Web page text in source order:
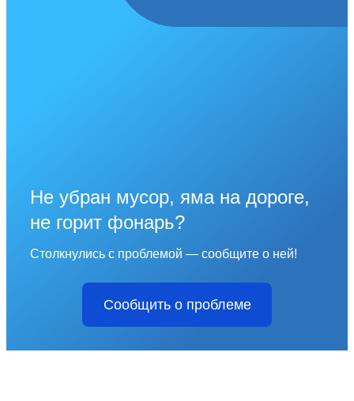
Не убран мусор, яма на дороге,
не горит фонарь?
Столкнулись с проблемой — сообщите о ней!
Сообщить о проблеме